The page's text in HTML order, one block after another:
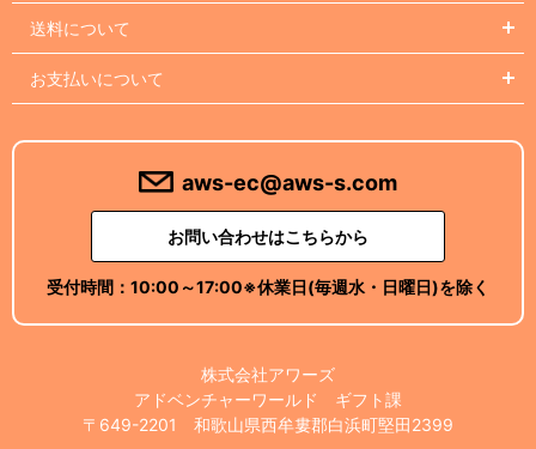
送料について
お支払いについて
aws-ec@aws-s.com
お問い合わせはこちらから
受付時間： 10:00～17:00※休業日(毎週水・日曜日)を除く
株式会社アワーズ
アドベンチャーワールド ギフト課
〒649-2201 和歌山県西牟婁郡白浜町堅田2399